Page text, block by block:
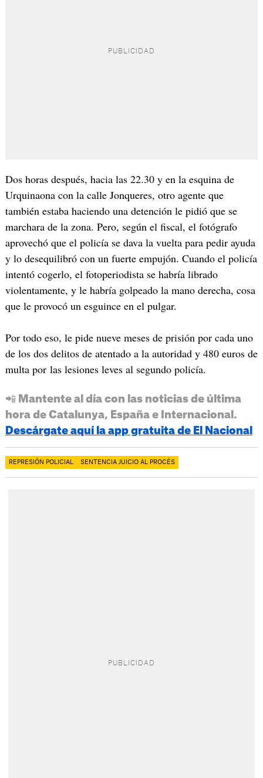
Dos horas después, hacia las 22.30 y en la esquina de
Urquinaona con la calle Jonqueres, otro agente que
también estaba haciendo una detención le pidió que se
marchara de la zona. Pero, según el fiscal, el fotógrafo
aprovechó que el policía se dava la vuelta para pedir ayuda
y lo desequilibró con un fuerte empujón. Cuando el policía
intentó cogerlo, el fotoperiodista se habría librado
violentamente, y le habría golpeado la mano derecha, cosa
que le provocó un esguince en el pulgar.
Por todo eso, le pide nueve meses de prisión por cada uno
de los dos delitos de atentado a la autoridad y 480 euros de
multa por las lesiones leves al segundo policía.
📲 Mantente al día con las noticias de última
hora de Catalunya, España e Internacional.
Descárgate aquí la app gratuita de El Nacional
REPRESIÓN POLICIAL SENTENCIA JUICIO AL PROCÉS